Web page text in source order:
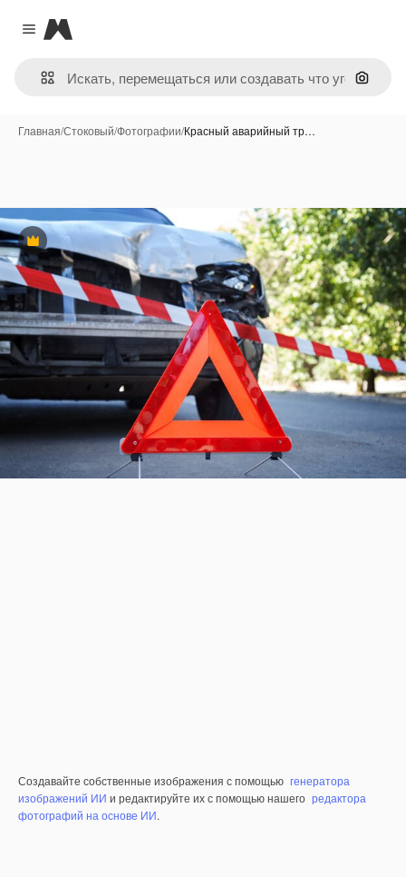
Close menu
Magnific
Поиск
Главная/Стоковый/Фотографии/Красный аварийный тр…
Премиум
Создавайте собственные изображения с помощью генератора
изображений ИИ и редактируйте их с помощью нашего редактора
фотографий на основе ИИ.